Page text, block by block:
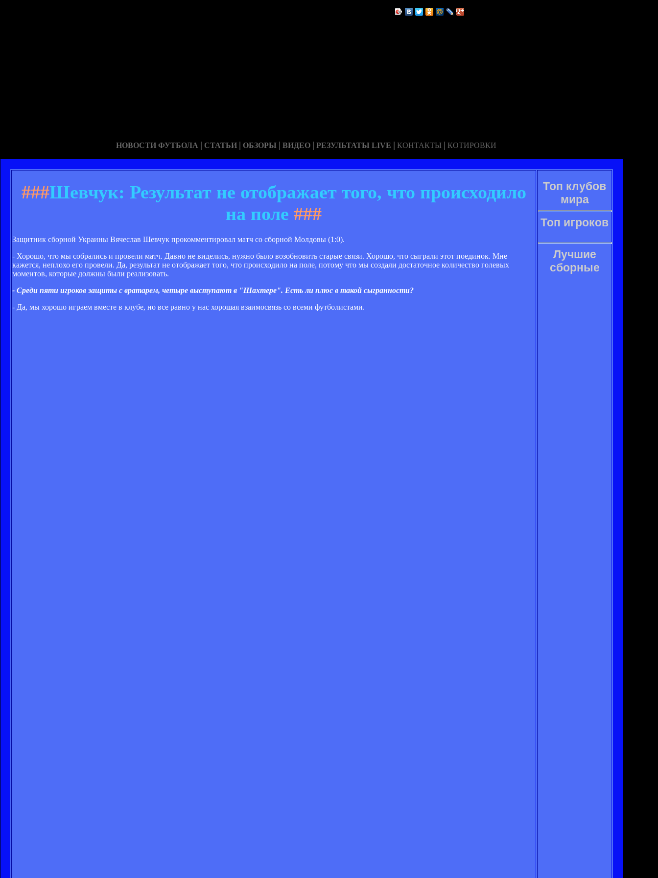
НОВОСТИ ФУТБОЛА | СТАТЬИ | ОБЗОРЫ | ВИДЕО | РЕЗУЛЬТАТЫ LIVE | КОНТАКТЫ | КОТИРОВКИ
###Шевчук: Результат не отображает того, что происходило
на поле ###
Защитник сборной Украины Вячеслав Шевчук прокомментировал матч со сборной Молдовы (1:0).
- Хорошо, что мы собрались и провели матч. Давно не виделись, нужно было возобновить старые связи. Хорошо, что сыграли этот поединок. Мне
кажется, неплохо его провели. Да, результат не отображает того, что происходило на поле, потому что мы создали достаточное количество голевых
моментов, которые должны были реализовать.
- Среди пяти игроков защиты с вратарем, четыре выступают в "Шахтере". Есть ли плюс в такой сыгранности?
- Да, мы хорошо играем вместе в клубе, но все равно у нас хорошая взаимосвязь со всеми футболистами.
Топ клубов
мира
Топ игроков
Лучшие
сборные